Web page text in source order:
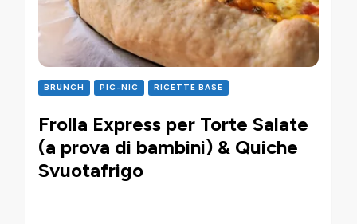
BRUNCH PIC-NIC RICETTE BASE
Frolla Express per Torte Salate
(a prova di bambini) & Quiche
Svuotafrigo